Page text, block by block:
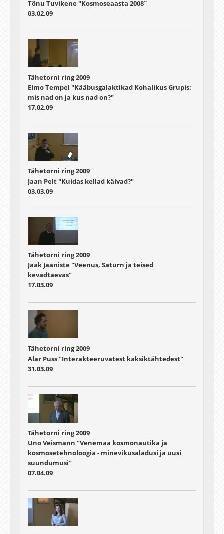
Tõnu Tuvikene "Kosmoseaasta 2008″
03.02.09
Tähetorni ring 2009
Elmo Tempel "Kääbusgalaktikad Kohalikus Grupis:
mis nad on ja kus nad on?"
17.02.09
Tähetorni ring 2009
Jaan Pelt "Kuidas kellad käivad?"
03.03.09
Tähetorni ring 2009
Jaak Jaaniste "Veenus, Saturn ja teised
kevadtaevas"
17.03.09
Tähetorni ring 2009
Alar Puss "Interakteeruvatest kaksiktähtedest"
31.03.09
Tähetorni ring 2009
Uno Veismann "Venemaa kosmonautika ja
kosmosetehnoloogia - minevikusaladusi ja uusi
suundumusi"
07.04.09